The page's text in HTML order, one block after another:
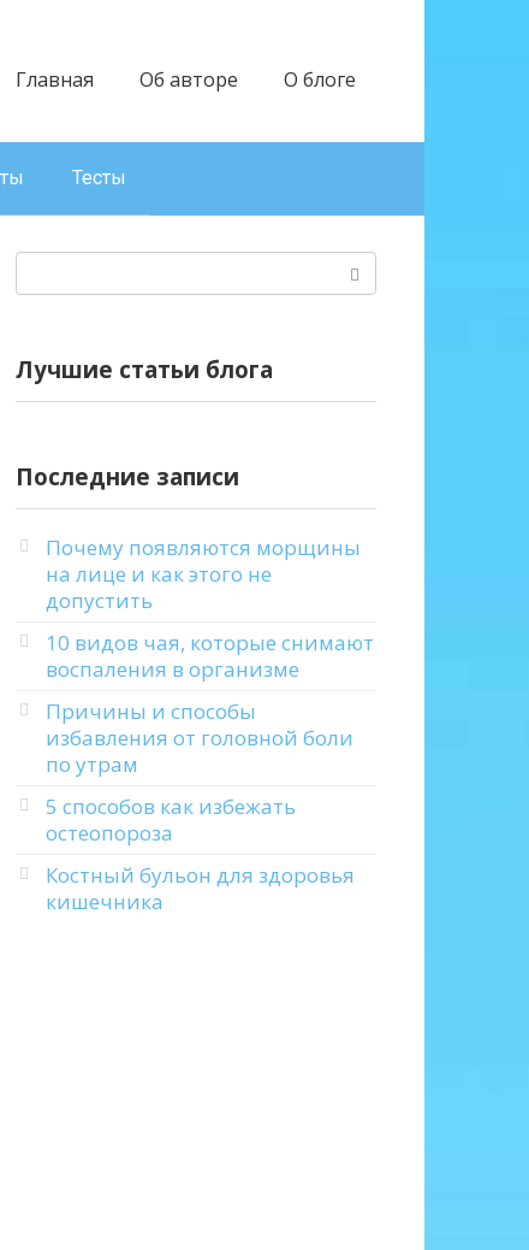
Главная Об авторе О блоге
Тесты
Поиск:
Лучшие статьи блога
Последние записи
Почему появляются морщины
на лице и как этого не
допустить
10 видов чая, которые снимают
воспаления в организме
Причины и способы
избавления от головной боли
по утрам
5 способов как избежать
остеопороза
Костный бульон для здоровья
кишечника